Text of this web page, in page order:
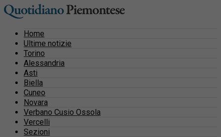
Home
Ultime notizie
Torino
Alessandria
Asti
Biella
Cuneo
Novara
Verbano Cusio Ossola
Vercelli
Sezioni